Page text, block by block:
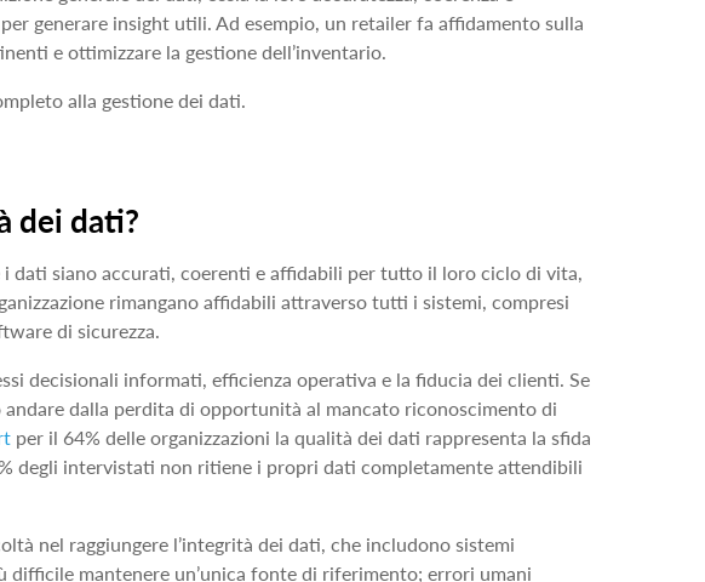
generare insight utili. Ad esempio, un retailer fa affidamento sulla
e ottimizzare la gestione dell’inventario.
alla gestione dei dati.
dei dati?
dati siano accurati, coerenti e affidabili per tutto il loro ciclo di vita,
rimangano affidabili attraverso tutti i sistemi, compresi
di sicurezza.
decisionali informati, efficienza operativa e la fiducia dei clienti. Se
andare dalla perdita di opportunità al mancato riconoscimento di
per il 64% delle organizzazioni la qualità dei dati rappresenta la sfida
degli intervistati non ritiene i propri dati completamente attendibili
nel raggiungere l’integrità dei dati, che includono sistemi
mantenere un’unica fonte di riferimento; errori umani